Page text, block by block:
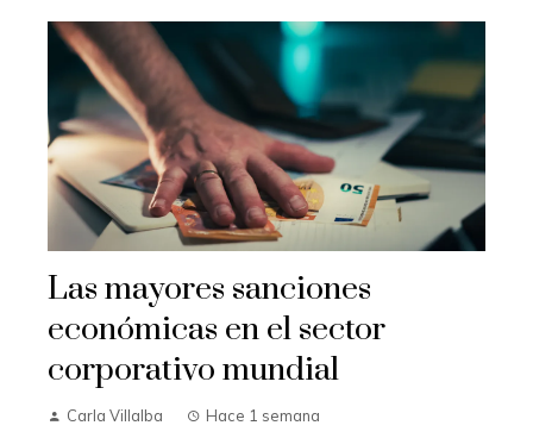
Las mayores sanciones
económicas en el sector
corporativo mundial
Carla Villalba Hace 1 semana